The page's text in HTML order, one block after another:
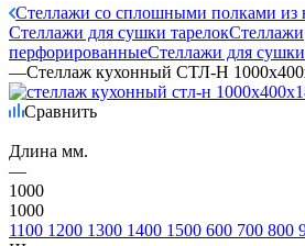
Стеллажи со сплошными полками из
Стеллажи для сушки тарелокСтеллажи
перфорированныеСтеллажи для
—Стеллаж кухонный СТЛ-Н
Сравнить
Длина мм.
—
1000
1000
1100 1200 1300 1400 1500 600 700 800